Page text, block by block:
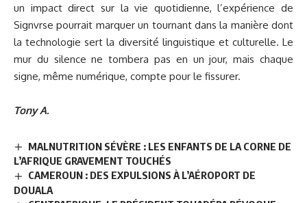
un impact direct sur la vie quotidienne, l’expérience de
Signvrse pourrait marquer un tournant dans la manière dont
la technologie sert la diversité linguistique et culturelle. Le
mur du silence ne tombera pas en un jour, mais chaque
signe, même numérique, compte pour le fissurer.
Tony A.
MALNUTRITION SÉVÈRE : LES ENFANTS DE LA CORNE DE
L’AFRIQUE GRAVEMENT TOUCHÉS
CAMEROUN : DES EXPULSIONS À L’AÉROPORT DE
DOUALA